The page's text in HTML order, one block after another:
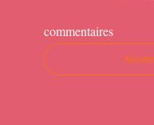
commentaires